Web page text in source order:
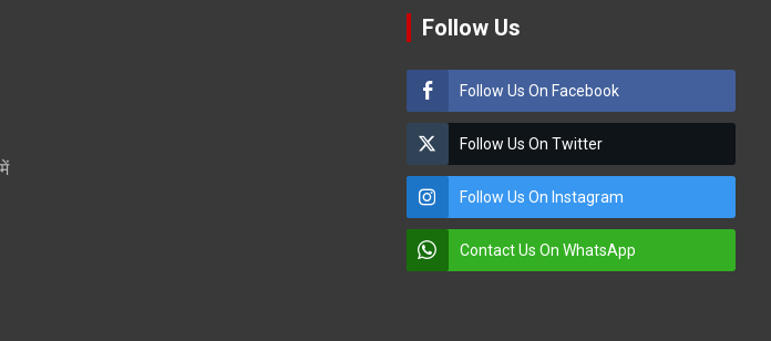
Follow Us
Follow Us On Facebook
Follow Us On Twitter
Follow Us On Instagram
Contact Us On WhatsApp